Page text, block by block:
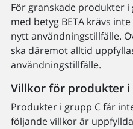
För granskade produkter
med betyg BETA krävs
nytt användningstillfälle.
ska däremot alltid
användningstillfälle.
Villkor för produkter i
Produkter i grupp C får
följande villkor är